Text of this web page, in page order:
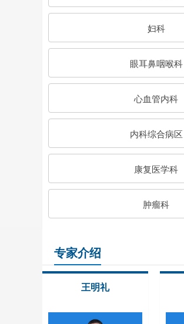
妇科
眼耳鼻咽喉科
心血管内科
内科综合病区
康复医学科
肿瘤科
专家介绍